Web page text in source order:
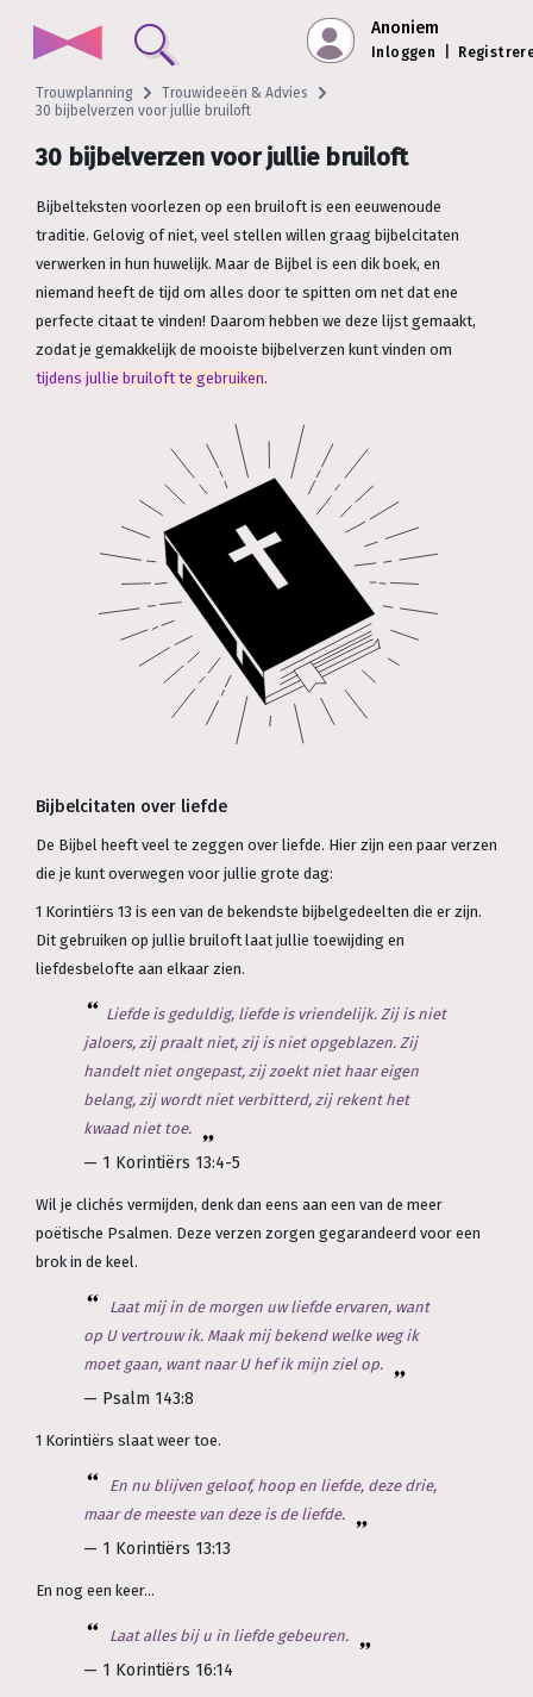
Anoniem
Inloggen
Trouwplanning
Trouwideeën & Advies
30 bijbelverzen voor jullie bruiloft
30 bijbelverzen voor jullie bruiloft
Bijbelteksten voorlezen op een bruiloft is een eeuwenoude
traditie. Gelovig of niet, veel stellen willen graag bijbelcitaten
verwerken in hun huwelijk. Maar de Bijbel is een dik boek, en
niemand heeft de tijd om alles door te spitten om net dat ene
perfecte citaat te vinden! Daarom hebben we deze lijst gemaakt,
zodat je gemakkelijk de mooiste bijbelverzen kunt vinden om
tijdens jullie bruiloft te gebruiken.
Bijbelcitaten over liefde
De Bijbel heeft veel te zeggen over liefde. Hier zijn een paar verzen
die je kunt overwegen voor jullie grote dag:
1 Korintiërs 13 is een van de bekendste bijbelgedeelten die er zijn.
Dit gebruiken op jullie bruiloft laat jullie toewijding en
liefdesbelofte aan elkaar zien.
Liefde is geduldig, liefde is vriendelijk. Zij is niet
jaloers, zij praalt niet, zij is niet opgeblazen. Zij
handelt niet ongepast, zij zoekt niet haar eigen
belang, zij wordt niet verbitterd, zij rekent het
kwaad niet toe.
— 1 Korintiërs 13:4-5
Wil je clichés vermijden, denk dan eens aan een van de meer
poëtische Psalmen. Deze verzen zorgen gegarandeerd voor een
brok in de keel.
Laat mij in de morgen uw liefde ervaren, want
op U vertrouw ik. Maak mij bekend welke weg ik
moet gaan, want naar U hef ik mijn ziel op.
— Psalm 143:8
1 Korintiërs slaat weer toe.
En nu blijven geloof, hoop en liefde, deze drie,
maar de meeste van deze is de liefde.
— 1 Korintiërs 13:13
En nog een keer...
Laat alles bij u in liefde gebeuren.
— 1 Korintiërs 16:14